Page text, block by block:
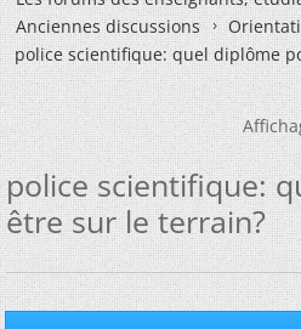
Anciennes discussions
police scientifique: quel diplôme
police scientifique:
être sur le terrain?